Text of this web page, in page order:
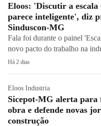
Eloos: 'Discutir a escala
parece inteligente', diz
Sinduscon-MG
Fala foi durante o painel
novo pacto do trabalho na
Há 2 dias
Eloos Industria
Sicepot-MG alerta para
obra e defende novas
construção